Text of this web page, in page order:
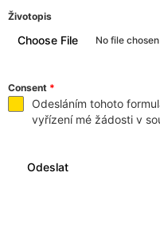
Životopis
Choose File No file chosen
Consent *
Odesláním tohoto
vyřízení mé žádosti v
Odeslat